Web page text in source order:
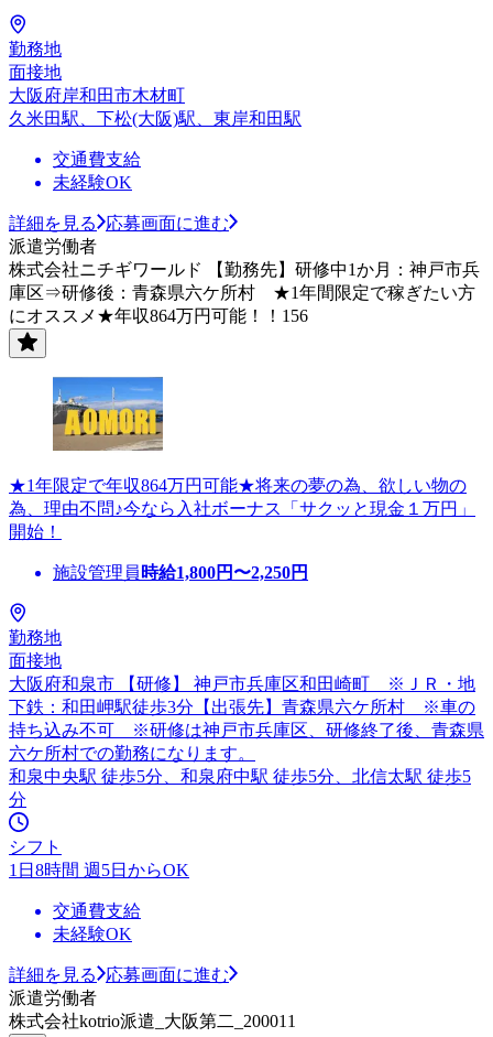
勤務地
面接地
大阪府岸和田市木材町
久米田駅、下松(大阪)駅、東岸和田駅
交通費支給
未経験OK
詳細を見る
応募画面に進む
派遣労働者
株式会社ニチギワールド 【勤務先】研修中1か月：神戸市兵
庫区⇒研修後：青森県六ケ所村 ★1年間限定で稼ぎたい方
にオススメ★年収864万円可能！！156
★1年限定で年収864万円可能★将来の夢の為、欲しい物の
為、理由不問♪今なら入社ボーナス「サクッと現金１万円」
開始！
施設管理員 時給1,800円〜2,250円
勤務地
面接地
大阪府和泉市 【研修】 神戸市兵庫区和田崎町 ※ＪＲ・地
下鉄：和田岬駅徒歩3分【出張先】青森県六ケ所村 ※車の
持ち込み不可 ※研修は神戸市兵庫区、研修終了後、青森県
六ケ所村での勤務になります。
和泉中央駅 徒歩5分、和泉府中駅 徒歩5分、北信太駅 徒歩5
分
シフト
1日8時間 週5日からOK
交通費支給
未経験OK
詳細を見る
応募画面に進む
派遣労働者
株式会社kotrio派遣_大阪第二_200011